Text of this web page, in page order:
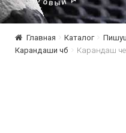
Главная Каталог
Карандаши чб
Карандаш